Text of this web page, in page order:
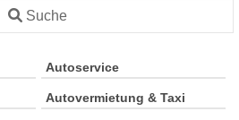
Suche
Autoservice
Autovermietung & Taxi